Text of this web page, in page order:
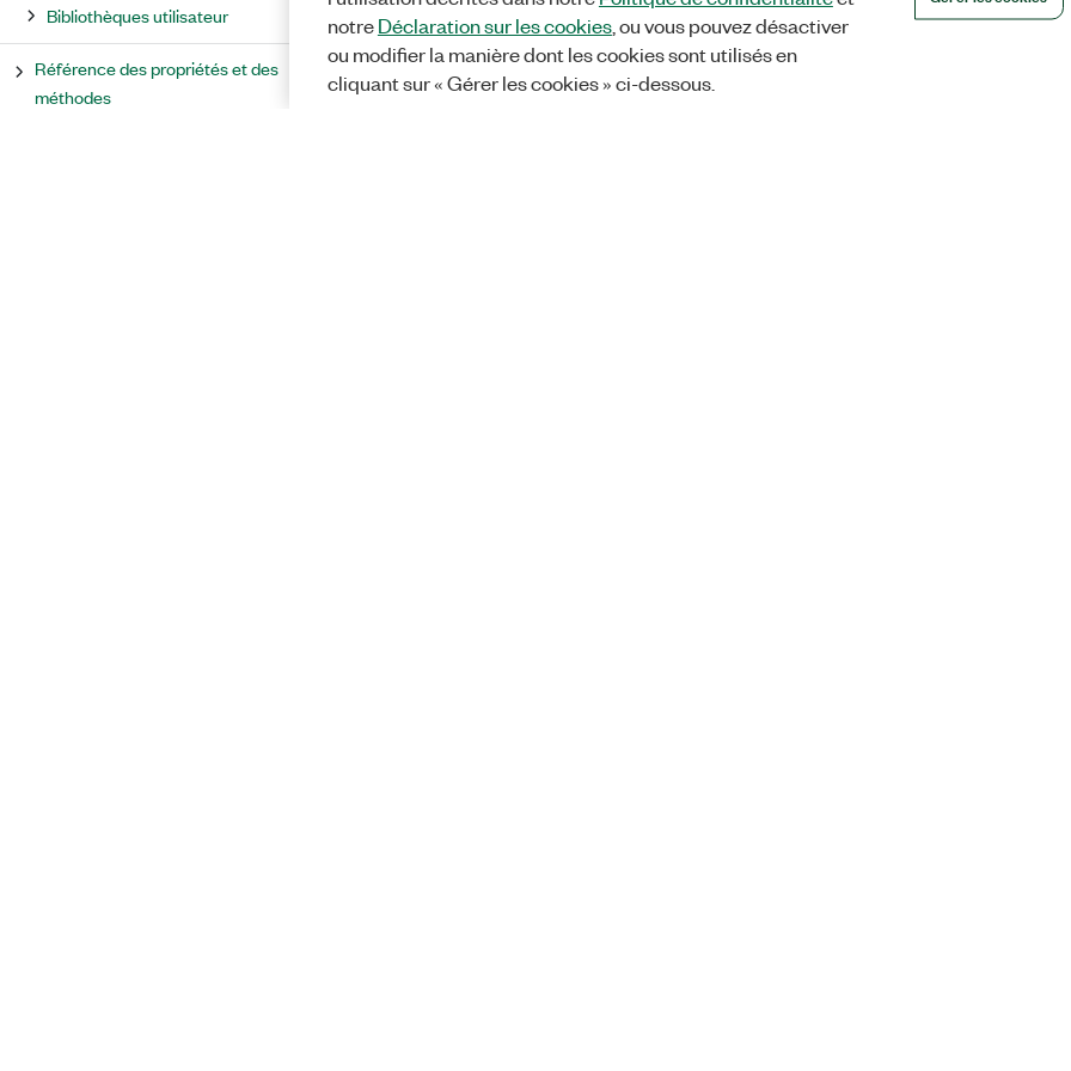
Bibliothèques utilisateur
Référence des propriétés et des
méthodes
notreDéclaration sur les cookies, ou vous pouvez désactiver
ou modifier la manière dont les cookies sont utilisés en
cliquant sur « Gérer les cookies » ci-dessous.